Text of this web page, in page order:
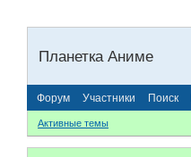
Планетка Аниме
Форум Участники Поиск
Активные темы